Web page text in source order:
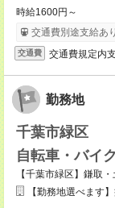
時給1600円～
交通費別途支給あり
交通費 交通費規定内
勤務地
千葉市緑区
自転車・バイ
【千葉市緑区】鎌取
【勤務地選べます